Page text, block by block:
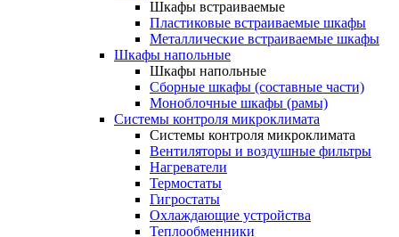
Шкафы встраиваемые
Пластиковые встраиваемые шкафы
Металлические встраиваемые шкафы
Шкафы напольные
Шкафы напольные
Сборные шкафы (составные части)
Моноблочные шкафы (рамы)
Системы контроля микроклимата
Системы контроля микроклимата
Вентиляторы и воздушные фильтры
Нагреватели
Термостаты
Гигростаты
Охлаждающие устройства
Теплообменники